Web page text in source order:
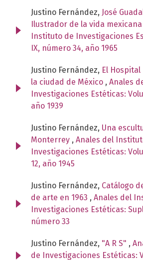
Justino Fernández, José
Ilustrador de la vida mexicana
Instituto de Investigaciones
IX, número 34, año 1965
Justino Fernández, El
la ciudad de México , Anales
Investigaciones Estéticas:
año 1939
Justino Fernández, Una
Monterrey , Anales del
Investigaciones Estéticas:
12, año 1945
Justino Fernández, Catálogo
de arte en 1963 , Anales del
Investigaciones Estéticas:
número 33
Justino Fernández, "A R S" ,
de Investigaciones Estéticas: